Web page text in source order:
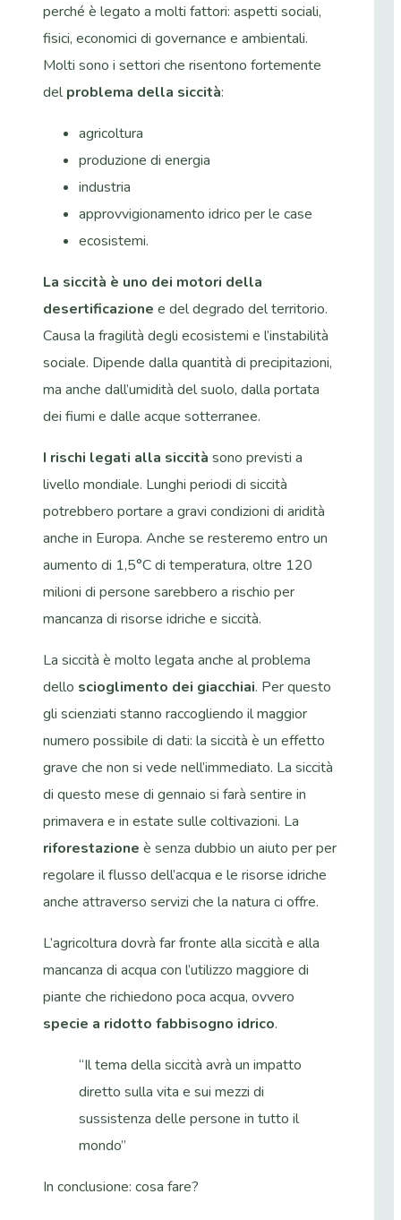
perché è legato a molti fattori: aspetti sociali,
fisici, economici di governance e ambientali.
Molti sono i settori che risentono fortemente
delproblema della siccità:
agricoltura
produzione di energia
industria
approvvigionamento idrico per le case
ecosistemi.
La siccità è uno dei motori della
desertificazione e del degrado del territorio.
Causa la fragilità degli ecosistemi e l’instabilità
sociale. Dipende dalla quantità di precipitazioni,
ma anche dall’umidità del suolo, dalla portata
dei fiumi e dalle acque sotterranee.
I rischi legati alla siccità sono previsti a
livello mondiale. Lunghi periodi di siccità
potrebbero portare a gravi condizioni di aridità
anche in Europa. Anche se resteremo entro un
aumento di 1,5°C di temperatura, oltre 120
milioni di persone sarebbero a rischio per
mancanza di risorse idriche e siccità.
La siccità è molto legata anche al problema
dello scioglimento dei giacchiai. Per questo
gli scienziati stanno raccogliendo il maggior
numero possibile di dati: la siccità è un effetto
grave che non si vede nell’immediato. La siccità
di questo mese di gennaio si farà sentire in
primavera e in estate sulle coltivazioni. La
riforestazione è senza dubbio un aiuto per per
regolare il flusso dell’acqua e le risorse idriche
anche attraverso servizi che la natura ci offre.
L’agricoltura dovrà far fronte alla siccità e alla
mancanza di acqua con l’utilizzo maggiore di
piante che richiedono poca acqua, ovvero
specie a ridotto fabbisogno idrico.
“Il tema della siccità avrà un impatto
diretto sulla vita e sui mezzi di
sussistenza delle persone in tutto il
mondo”
In conclusione: cosa fare?